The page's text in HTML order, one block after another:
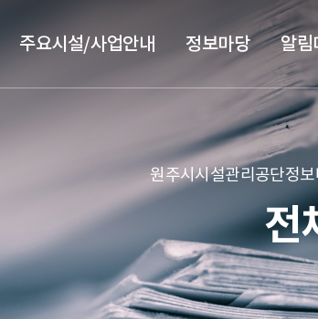
본
메
주요시설/사업안내 정보마당 알림
원주시시설관리공단정
전